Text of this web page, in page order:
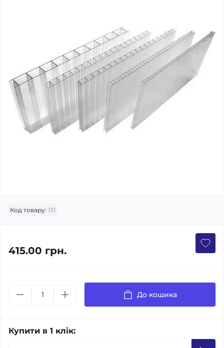
Код товару: 131
415.00 грн.
До кошика
Купити в 1 клік: